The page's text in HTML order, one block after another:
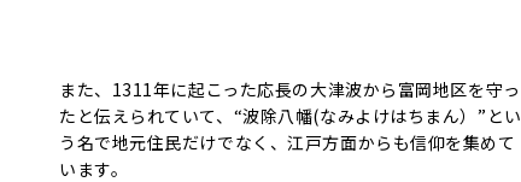
また、1311年に起こった応長の大津波から富岡地区を守っ
たと伝えられていて、“波除八幡(なみよけはちまん）”とい
う名で地元住民だけでなく、江戸方面からも信仰を集めて
います。